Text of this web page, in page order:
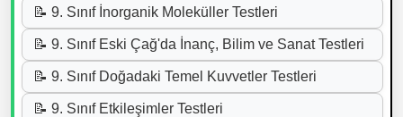
📝 9. Sınıf İnorganik Moleküller Testleri
📝 9. Sınıf Eski Çağ'da İnanç, Bilim ve Sanat Testleri
📝 9. Sınıf Doğadaki Temel Kuvvetler Testleri
📝 9. Sınıf Etkileşimler Testleri